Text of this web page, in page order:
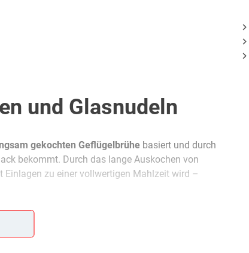
und Glasnudeln
gekochten Geflügelbrühebasiert und durch
bekommt. Durch das lange Auskochen von
Einlagen zu einer vollwertigen Mahlzeit wird –
und Kraftstoffe, und die Brühe wird wirklich